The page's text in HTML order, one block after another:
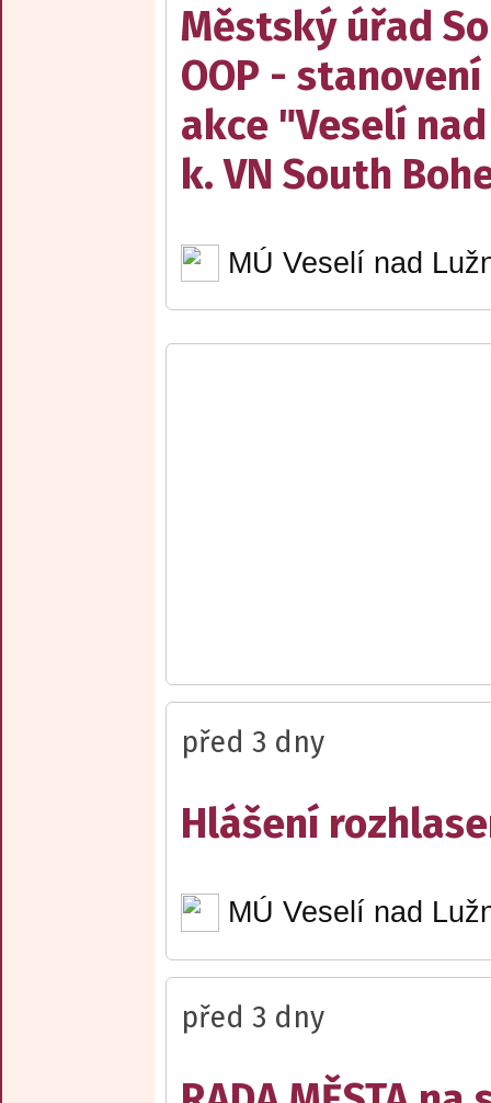
Městský úřad
OOP -
akce "Veselí
k. VN South
MÚ Veselí nad
před 3 dny
Hlášení
MÚ Veselí nad
před 3 dny